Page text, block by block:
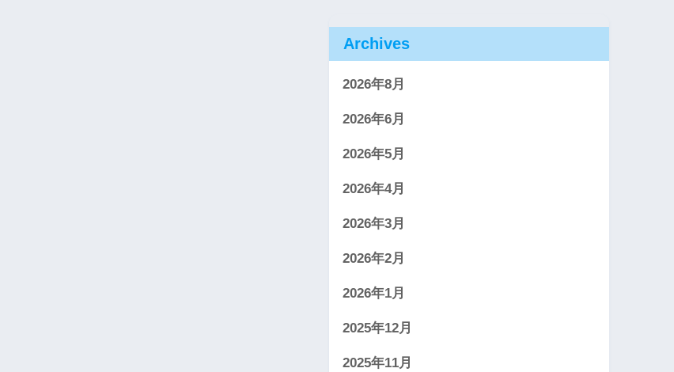
Archives
2026年8月
2026年6月
2026年5月
2026年4月
2026年3月
2026年2月
2026年1月
2025年12月
2025年11月